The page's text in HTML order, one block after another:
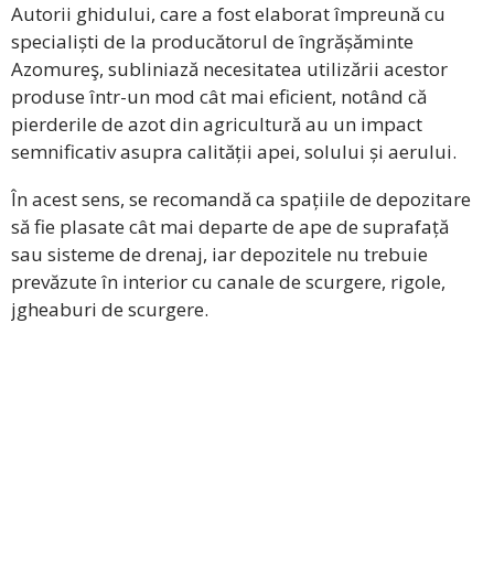
Autorii ghidului, care a fost elaborat împreună cu
specialiști de la producătorul de îngrășăminte
Azomureş, subliniază necesitatea utilizării acestor
produse într-un mod cât mai eficient, notând că
pierderile de azot din agricultură au un impact
semnificativ asupra calității apei, solului și aerului.
În acest sens, se recomandă ca spațiile de depozitare
să fie plasate cât mai departe de ape de suprafață
sau sisteme de drenaj, iar depozitele nu trebuie
prevăzute în interior cu canale de scurgere, rigole,
jgheaburi de scurgere.